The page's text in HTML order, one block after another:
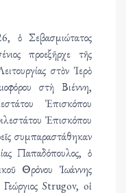
ὁ Σεβασμιώτατος
προεξῆρχε τῆς
στὸν Ἱερὸ
στὴ Βιέννη,
Ἐπισκόπου
Ἐπισκόπου
συμπαραστάθηκαν
Παπαδόπουλος, ὁ
Θρόνου Ἰωάννης
Strugov, oἱ